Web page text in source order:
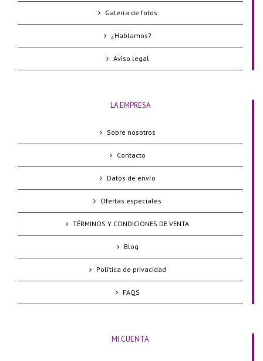
Galería de fotos
¿Hablamos?
Aviso legal
LA EMPRESA
Sobre nosotros
Contacto
Datos de envío
Ofertas especiales
TÉRMINOS Y CONDICIONES DE VENTA
Blog
Política de privacidad
FAQS
MI CUENTA